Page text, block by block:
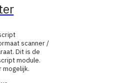
scanner /
Dit is de
module.
mogelijk.